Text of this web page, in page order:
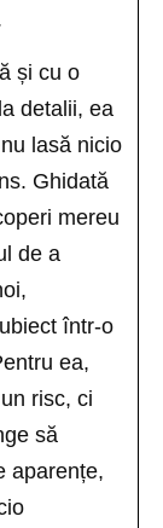
și cu o
detalii, ea
lasă nicio
Ghidată
mereu
de a
într-o
ea,
risc, ci
să
aparențe,